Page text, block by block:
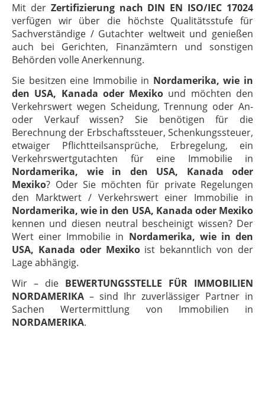
Mit der Zertifizierung nach DIN EN ISO/IEC 17024
verfügen wir über die höchste Qualitätsstufe für
Sachverständige / Gutachter weltweit und genießen
auch bei Gerichten, Finanzämtern und sonstigen
Behörden volle Anerkennung.
Sie besitzen eine Immobilie in Nordamerika, wie in
den USA, Kanada oder Mexiko und möchten den
Verkehrswert wegen Scheidung, Trennung oder An-
oder Verkauf wissen? Sie benötigen für die
Berechnung der Erbschaftssteuer, Schenkungssteuer,
etwaiger Pflichtteilsansprüche, Erbregelung, ein
Verkehrswertgutachten für eine Immobilie in
Nordamerika, wie in den USA, Kanada oder
Mexiko? Oder Sie möchten für private Regelungen
den Marktwert / Verkehrswert einer Immobilie in
Nordamerika, wie in den USA, Kanada oder Mexiko
kennen und diesen neutral bescheinigt wissen? Der
Wert einer Immobilie in Nordamerika, wie in den
USA, Kanada oder Mexikoist bekanntlich von der
Lage abhängig.
Wir – die BEWERTUNGSSTELLE FÜR IMMOBILIEN
NORDAMERIKA – sind Ihr zuverlässiger Partner in
Sachen Wertermittlung von Immobilien in
NORDAMERIKA.